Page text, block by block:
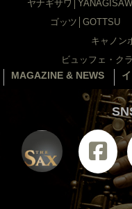
ヤナギサワ
ゴッツ│GOTTSU
キャノン
ビュッフェ・ク
MAGAZINE & NEWS